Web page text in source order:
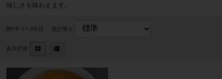
味しさを味わえます。
3件中 1〜3件目 並び替え
表示切替